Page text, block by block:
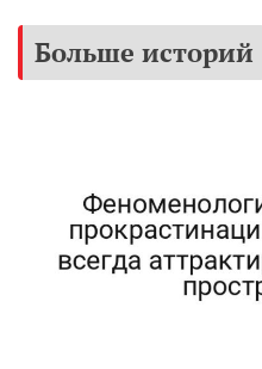
Больше историй